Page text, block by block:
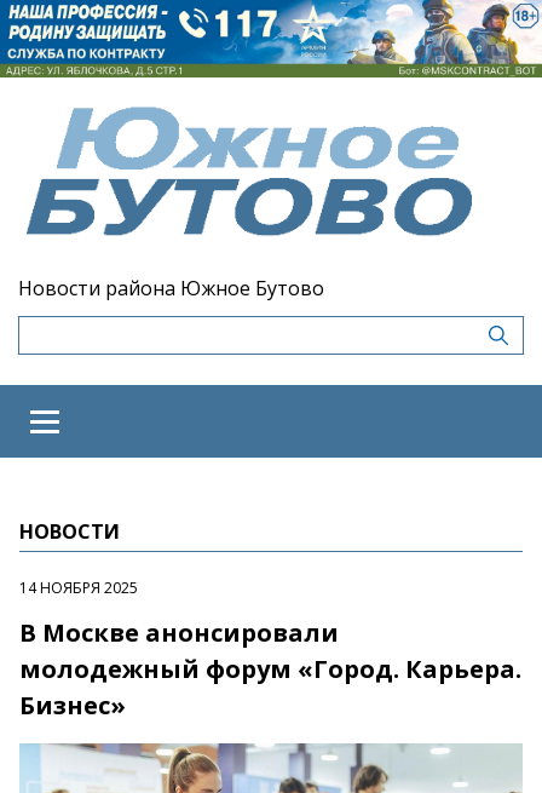
Новости района Южное Бутово
НОВОСТИ
14 НОЯБРЯ 2025
В Москве анонсировали
молодежный форум «Город. Карьера.
Бизнес»